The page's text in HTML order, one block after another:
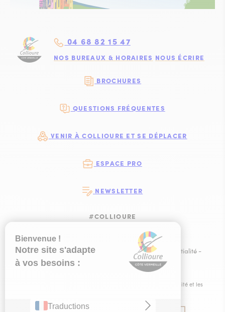
04 68 82 15 47
NOS BUREAUX & HORAIRES NOUS ÉCRIRE
BROCHURES
QUESTIONS FRÉQUENTES
VENIR À COLLIOURE ET SE DÉPLACER
ESPACE PRO
NEWSLETTER
#COLLIOURE
SUIVEZ-NOUS
SUIVEZ-NOUS
SUIVEZ-
SUIVEZ-
Plan du site -Mentions légales Politique de confidentialité -
Ce site est éco-conçu !
Éditer mes cookies
IRIS Interactive
règles de confidentialitéet les